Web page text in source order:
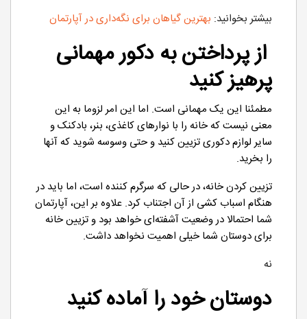
بیشتر بخوانید: بهترین گیاهان برای نگه‌داری در آپارتمان
از پرداختن به دکور مهمانی
پرهیز کنید
مطمئنا این یک مهمانی است. اما این امر لزوما به این
معنی نیست که خانه را با نوارهای کاغذی، بنر، بادکنک و
سایر لوازم دکوری تزیین کنید و حتی وسوسه شوید که آنها
را بخرید.
تزیین کردن خانه، در حالی که سرگرم کننده است، اما باید در
هنگام اسباب کشی از آن اجتناب کرد. علاوه بر این، آپارتمان
شما احتمالا در وضعیت آشفته‌ای خواهد بود و تزیین خانه
برای دوستان شما خیلی اهمیت نخواهد داشت.
نه
دوستان خود را آماده کنید